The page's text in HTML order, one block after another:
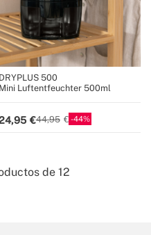
DRYPLUS 500
Mini Luftentfeuchter 500ml
44,95 44
de 12